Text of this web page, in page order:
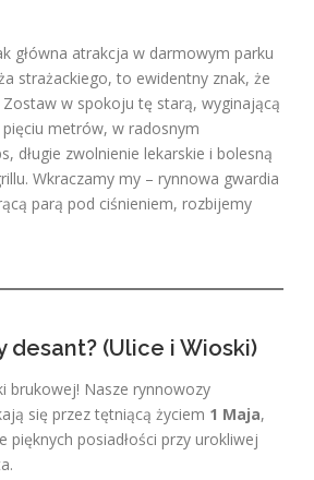
główna atrakcja w darmowym parku
strażackiego, to ewidentny znak, że
w spokoju tę starą, wyginającą
metrów, w radosnym
długie zwolnienie lekarskie i bolesną
Wkraczamy my – rynnowa gwardia
parą pod ciśnieniem, rozbijemy
desant? (Ulice i Wioski)
brukowej! Nasze rynnowozy
się przez tętniącą życiem 1 Maja,
pięknych posiadłości przy urokliwej